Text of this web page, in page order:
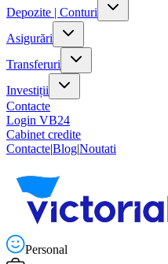
Depozite | Conturi
Asigurări
Transferuri
Investiții
Contacte
Login VB24
Cabinet credite
Contacte|Blog|Noutati
Personal